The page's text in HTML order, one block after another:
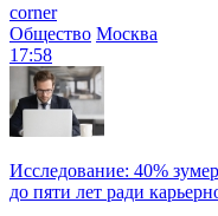
corner
Общество Москва
17:58
Исследование: 40%
до пяти лет ради